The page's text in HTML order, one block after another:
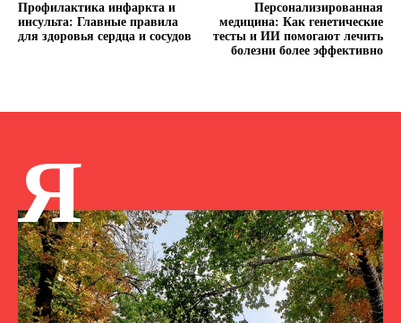
Профилактика инфаркта и
инсульта: Главные правила
для здоровья сердца и сосудов
Персонализированная
медицина: Как генетические
тесты и ИИ помогают лечить
болезни более эффективно
Я